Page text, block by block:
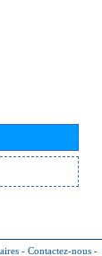
- Contactez-nous -